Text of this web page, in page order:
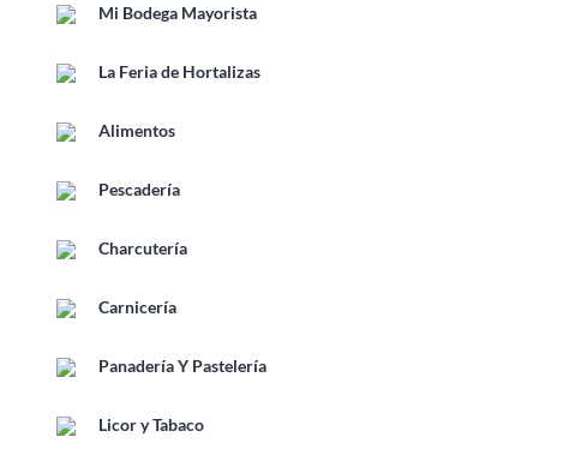
Mi Bodega Mayorista
La Feria de Hortalizas
Alimentos
Pescadería
Charcutería
Carnicería
Panadería Y Pastelería
Licor y Tabaco